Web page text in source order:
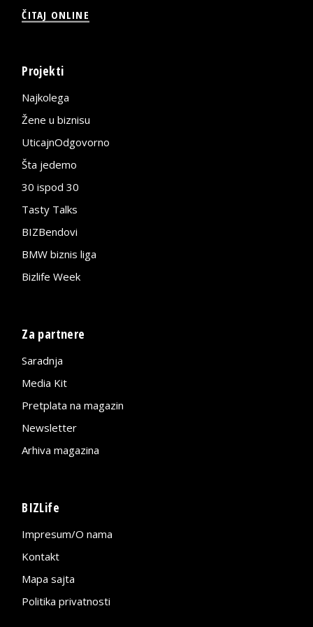
ČITAJ ONLINE
Projekti
Najkolega
Žene u biznisu
UticajnOdgovorno
Šta jedemo
30 ispod 30
Tasty Talks
BIZBendovi
BMW biznis liga
Bizlife Week
Za partnere
Saradnja
Media Kit
Pretplata na magazin
Newsletter
Arhiva magazina
BIZLife
Impresum/O nama
Kontakt
Mapa sajta
Politika privatnosti